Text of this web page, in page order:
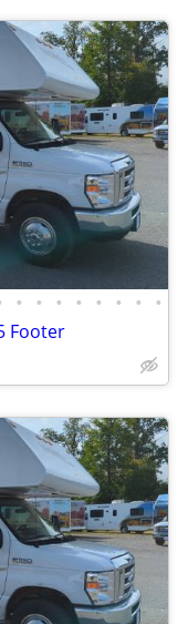
• • • • • • • •
Footer